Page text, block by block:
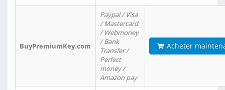
BuyPremiumKey.com
Paypal / Visa
/ Mastercard
/ Webmoney
/ Bank
Transfer /
Perfect
money /
Amazon pay
Acheter